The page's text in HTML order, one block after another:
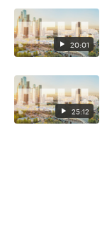
20:01
25:12